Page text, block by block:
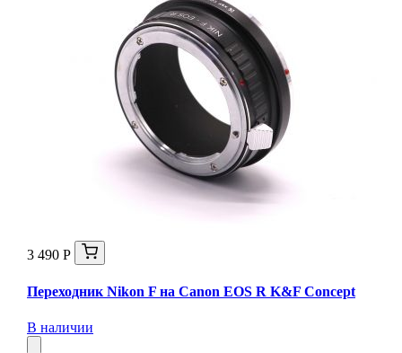
3 490 Р
Переходник Nikon F на Canon EOS R K&F Concept
В наличии